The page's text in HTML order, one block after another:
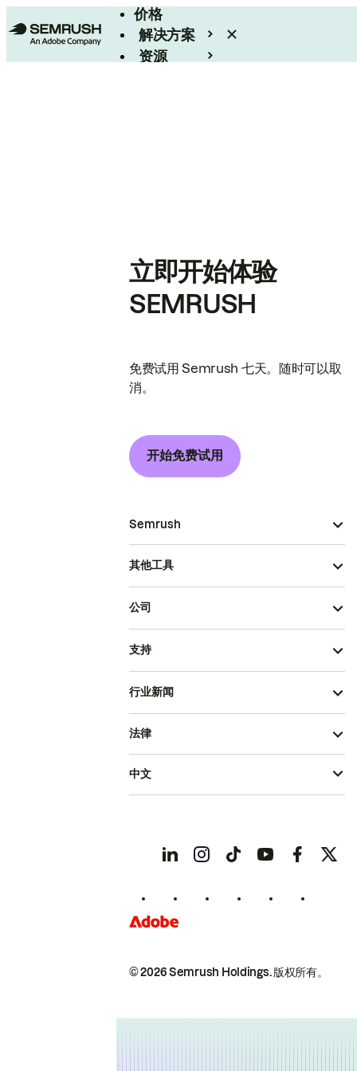
价格
解决方案
资源
立即开始体验
SEMRUSH
免费试用 Semrush 七天。随时可以取
消。
开始免费试用
Semrush
其他工具
公司
支持
行业新闻
© 2026 Semrush Holdings.版权所有。
法律
中文